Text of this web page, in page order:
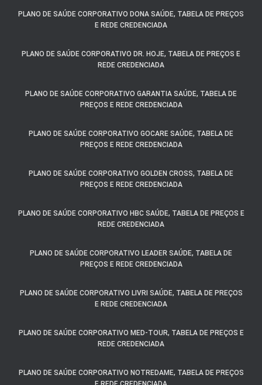
PLANO DE SAÚDE CORPORATIVO DONA SAÚDE, TABELA DE PREÇOS
E REDE CREDENCIADA
PLANO DE SAÚDE CORPORATIVO DR. HOJE, TABELA DE PREÇOS E
REDE CREDENCIADA
PLANO DE SAÚDE CORPORATIVO GARANTIA SAÚDE, TABELA DE
PREÇOS E REDE CREDENCIADA
PLANO DE SAÚDE CORPORATIVO GOCARE SAÚDE, TABELA DE
PREÇOS E REDE CREDENCIADA
PLANO DE SAÚDE CORPORATIVO GOLDEN CROSS, TABELA DE
PREÇOS E REDE CREDENCIADA
PLANO DE SAÚDE CORPORATIVO HBC SAÚDE, TABELA DE PREÇOS E
REDE CREDENCIADA
PLANO DE SAÚDE CORPORATIVO LEADER SAÚDE, TABELA DE
PREÇOS E REDE CREDENCIADA
PLANO DE SAÚDE CORPORATIVO LIVRI SAÚDE, TABELA DE PREÇOS
E REDE CREDENCIADA
PLANO DE SAÚDE CORPORATIVO MED-TOUR, TABELA DE PREÇOS E
REDE CREDENCIADA
PLANO DE SAÚDE CORPORATIVO NOTREDAME, TABELA DE PREÇOS